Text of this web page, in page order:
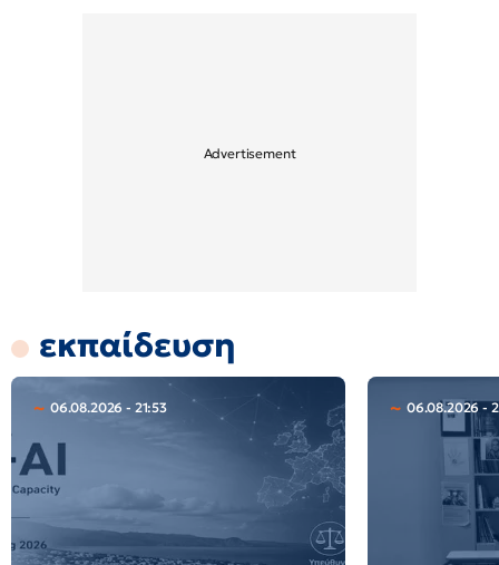
εκπαίδευση
06.08.2026 - 21:53 06.08.2026 -